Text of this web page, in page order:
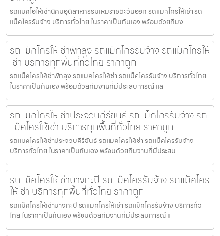
รถแบคโฮให้เช่านิคมอุตสาหกรรมเหมราชตะวันออก รถแมคโครให้เช่า รถ
แม็คโครรับจ้าง บริการทั่วไทย ในราคาเป็นกันเอง พร้อมด้วยทีมง
รถแม็คโครให้เช่าพัทลุง รถแม็คโครรับจ้าง รถแม็คโครให้
เช่า บริการทุกพื้นที่ทั่วไทย ราคาถูก
รถแม็คโครให้เช่าพัทลุง รถแมคโครให้เช่า รถแม็คโครรับจ้าง บริการทั่วไทย
ในราคาเป็นกันเอง พร้อมด้วยทีมงานที่มีประสบการณ์ แล
รถแมคโครให้เช่าประจวบคีรีขันธ์ รถแม็คโครรับจ้าง รถ
แม็คโครให้เช่า บริการทุกพื้นที่ทั่วไทย ราคาถูก
รถแมคโครให้เช่าประจวบคีรีขันธ์ รถแมคโครให้เช่า รถแม็คโครรับจ้าง
บริการทั่วไทย ในราคาเป็นกันเอง พร้อมด้วยทีมงานที่มีประสบ
รถแม็คโครให้เช่าบางกะปิ รถแม็คโครรับจ้าง รถแม็คโคร
ให้เช่า บริการทุกพื้นที่ทั่วไทย ราคาถูก
รถแม็คโครให้เช่าบางกะปิ รถแมคโครให้เช่า รถแม็คโครรับจ้าง บริการทั่ว
ไทย ในราคาเป็นกันเอง พร้อมด้วยทีมงานที่มีประสบการณ์ แ